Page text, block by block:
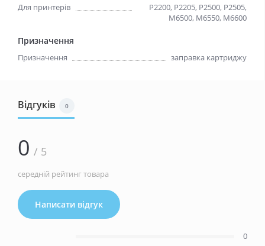
Для принтерів
P2200, P2205, P2500, P2505,
M6500, M6550, M6600
Призначення
Призначення заправка картриджу
Відгуків 0
0 / 5
середній рейтинг товара
Написати відгук
0